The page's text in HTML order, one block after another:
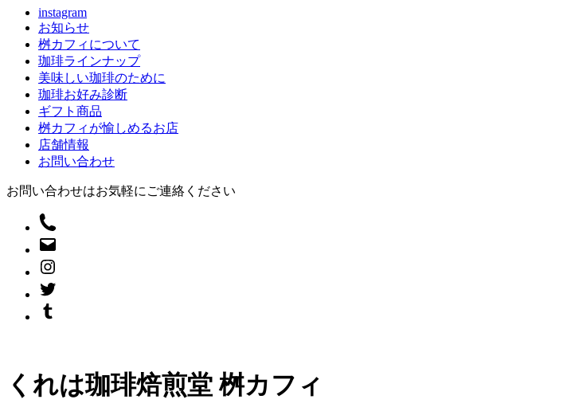
instagram
お知らせ
桝カフィについて
珈琲ラインナップ
美味しい珈琲のために
珈琲お好み診断
ギフト商品
桝カフィが愉しめるお店
店舗情報
お問い合わせ
お問い合わせはお気軽にご連絡ください
くれは珈琲焙煎堂 桝カフィ